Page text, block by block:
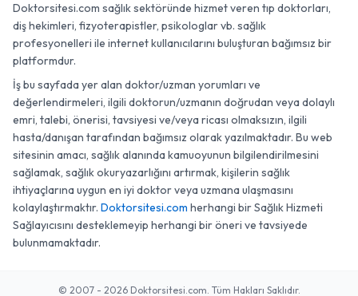
Doktorsitesi.com sağlık sektöründe hizmet veren tıp doktorları,
diş hekimleri, fizyoterapistler, psikologlar vb. sağlık
profesyonelleri ile internet kullanıcılarını buluşturan bağımsız bir
platformdur.
İş bu sayfada yer alan doktor/uzman yorumları ve
değerlendirmeleri, ilgili doktorun/uzmanın doğrudan veya dolaylı
emri, talebi, önerisi, tavsiyesi ve/veya ricası olmaksızın, ilgili
hasta/danışan tarafından bağımsız olarak yazılmaktadır. Bu web
sitesinin amacı, sağlık alanında kamuoyunun bilgilendirilmesini
sağlamak, sağlık okuryazarlığını artırmak, kişilerin sağlık
ihtiyaçlarına uygun en iyi doktor veya uzmana ulaşmasını
kolaylaştırmaktır. Doktorsitesi.com herhangi bir Sağlık Hizmeti
Sağlayıcısını desteklemeyip herhangi bir öneri ve tavsiyede
bulunmamaktadır.
© 2007 - 2026 Doktorsitesi.com. Tüm Hakları Saklıdır.